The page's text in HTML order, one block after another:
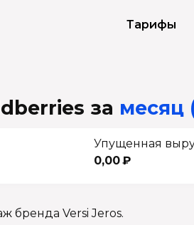
Тарифы
за месяц
Упущенная
0,00 ₽
бренда Versi Jeros.